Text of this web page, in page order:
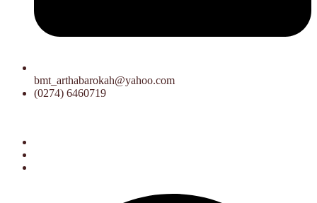
bmt_arthabarokah@yahoo.com
(0274) 6460719